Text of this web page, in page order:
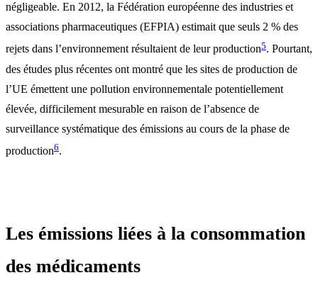
négligeable. En 2012, la Fédération européenne des industries et
associations pharmaceutiques (EFPIA) estimait que seuls 2 % des
rejets dans l’environnement résultaient de leur production5. Pourtant,
des études plus récentes ont montré que les sites de production de
l’UE émettent une pollution environnementale potentiellement
élevée, difficilement mesurable en raison de l’absence de
surveillance systématique des émissions au cours de la phase de
production6.
Les émissions liées à la consommation
des médicaments